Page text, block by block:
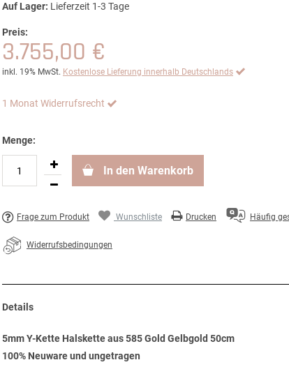
Auf Lager: Lieferzeit 1-3 Tage
Preis:
3.755,00 €
inkl. 19% MwSt. Kostenlose Lieferung innerhalb Deutschlands
1 Monat Widerrufsrecht
Menge:
In den Warenkorb
Frage zum Produkt Wunschliste Drucken Häufig
Widerrufsbedingungen
Details
5mm Y-Kette Halskette aus 585 Gold Gelbgold 50cm
100% Neuware und ungetragen